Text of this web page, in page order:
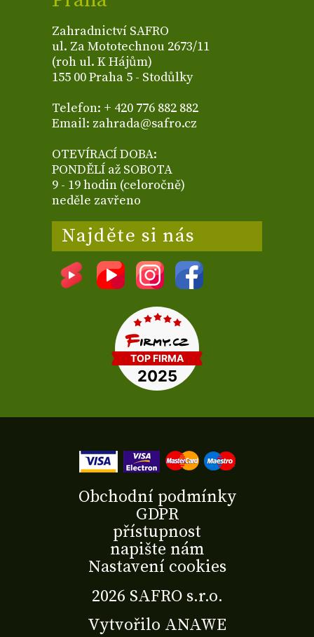
Zahradnictví SAFRO
ul. Za Mototechnou 2673/11
(roh ul. K Hájům)
155 00 Praha 5 - Stodůlky
Telefon: + 420 776 882 882
Email: zahrada@safro.cz
OTEVÍRACÍ DOBA:
PONDĚLÍ až SOBOTA
9 - 19 hodin (celoročně)
neděle zavřeno
Najděte si nás
2026 SAFRO s.r.o.
Vytvořilo ANAWE
Obchodní podmínky
GDPR
přístupnost
napište nám
Nastavení cookies